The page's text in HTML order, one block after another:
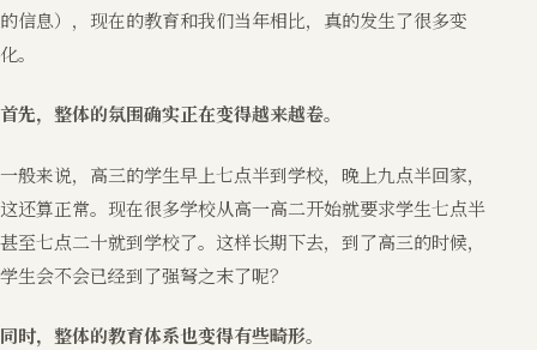
的信息），现在的教育和我们当年相比，真的发生了很多变
化。
首先，整体的氛围确实正在变得越来越卷。
一般来说，高三的学生早上七点半到学校，晚上九点半回家，
这还算正常。现在很多学校从高一高二开始就要求学生七点半
甚至七点二十就到学校了。这样长期下去，到了高三的时候，
学生会不会已经到了强弩之末了呢？
同时，整体的教育体系也变得有些畸形。